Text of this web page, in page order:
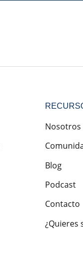
Nosotros
Blog
Podcast
Contacto
¿Quieres